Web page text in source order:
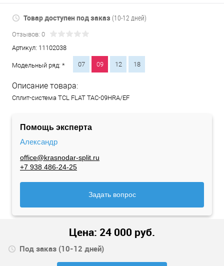
Товар доступен под заказ (10-12 дней)
Отзывов: 0
Артикул: 11102038
Модельный ряд: * 07 09 12 18
Описание товара:
Сплит-система TCL FLAT TAC-09HRA/EF
Помощь эксперта
Александр
office@krasnodar-split.ru
+7 938 486-24-25
Задать вопрос
Цена: 24 000 руб.
Под заказ (10-12 дней)